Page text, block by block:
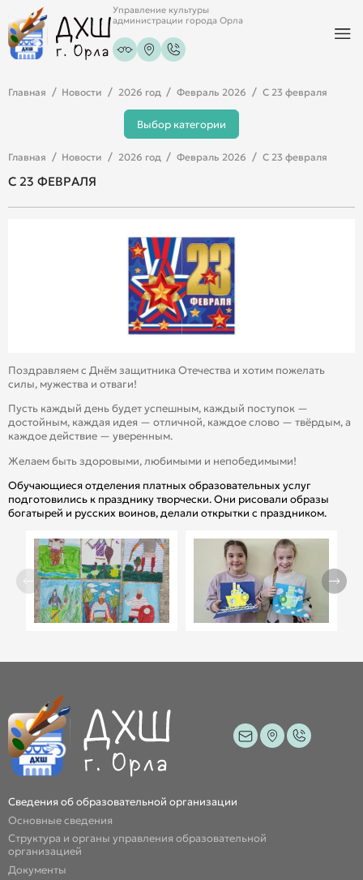
Управление культуры
администрации города Орла
Главная Новости 2026 год Февраль 2026 С 23 февраля
Выбор категории
Главная Новости 2026 год Февраль 2026 С 23 февраля
С 23 ФЕВРАЛЯ
Поздравляем с Днём защитника Отечества и хотим пожелать
силы, мужества и отваги!
Пусть каждый день будет успешным, каждый поступок —
достойным, каждая идея — отличной, каждое слово — твёрдым, а
каждое действие — уверенным.
Желаем быть здоровыми, любимыми и непобедимыми!
Обучающиеся отделения платных образовательных услуг
подготовились к празднику творчески. Они рисовали образы
богатырей и русских воинов, делали открытки с праздником.
Сведения об образовательной организации
Основные сведения
Структура и органы управления образовательной
организацией
Документы